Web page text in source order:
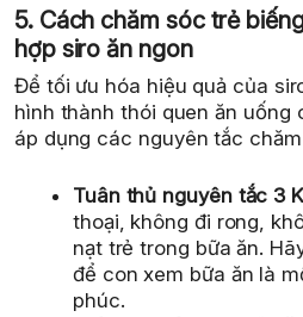
5. Cách chăm sóc trẻ
hợp siro ăn ngon
Để tối ưu hóa hiệu quả của
hình thành thói quen ăn uống
áp dụng các nguyên tắc
Tuân thủ nguyên tắc 3
thoại, không đi rong,
nạt trẻ trong bữa ăn.
để con xem bữa ăn là
phúc.